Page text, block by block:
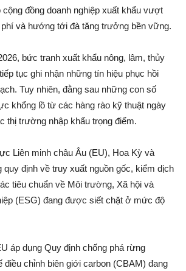
đồng doanh nghiệp xuất khẩu vượt
và hướng tới đà tăng trưởng bền vững.
bức tranh xuất khẩu nông, lâm, thủy
tục ghi nhận những tín hiệu phục hồi
Tuy nhiên, đằng sau những con số
khổng lồ từ các hàng rào kỹ thuật ngày
thị trường nhập khẩu trọng điểm.
Liên minh châu Âu (EU), Hoa Kỳ và
quy định về truy xuất nguồn gốc, kiểm dịch
tiêu chuẩn về Môi trường, Xã hội và
(ESG) đang được siết chặt ở mức độ
áp dụng Quy định chống phá rừng
điều chỉnh biên giới carbon (CBAM) đang